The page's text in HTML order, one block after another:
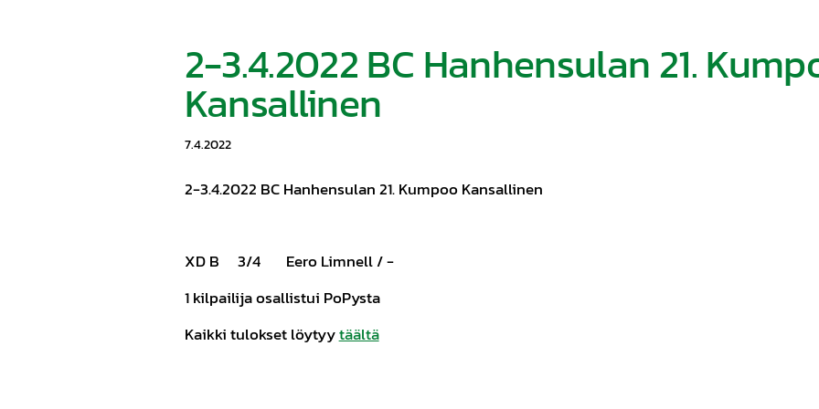
2-3.4.2022 BC Hanhensulan 21.
Kansallinen
7.4.2022
2-3.4.2022 BC Hanhensulan 21. Kumpoo Kansallinen
XD B 3/4 Eero Limnell / -
1 kilpailija osallistui PoPysta
Kaikki tulokset löytyytäältä